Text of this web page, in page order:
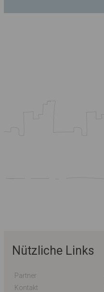
Nützliche Links
Partner
Kontakt